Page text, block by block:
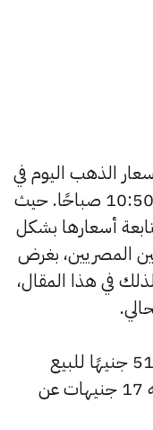
الذهب اليوم في
مصر الجمعة 22 أغسطس الساعة 10:50 صباحًا. حيث
أسعارها بشكل
المصريين، بغرض
في هذا المقال،
انخفض سعر عيار 24 ليصل إلى 5189 جنيهًا للبيع
و5166 جنيهًا للشراء، بتراجعًا قيمته 17 جنيهات عن